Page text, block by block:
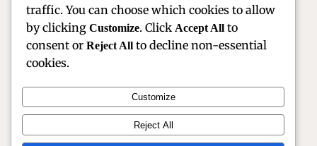
Official Site of Christian Montanari | Racer & Motorsport
Profile
traffic. You can choose which cookies to allow
by clicking Customize. Click Accept All to
consent or Reject All to decline non-essential
cookies.
Customize
Reject All